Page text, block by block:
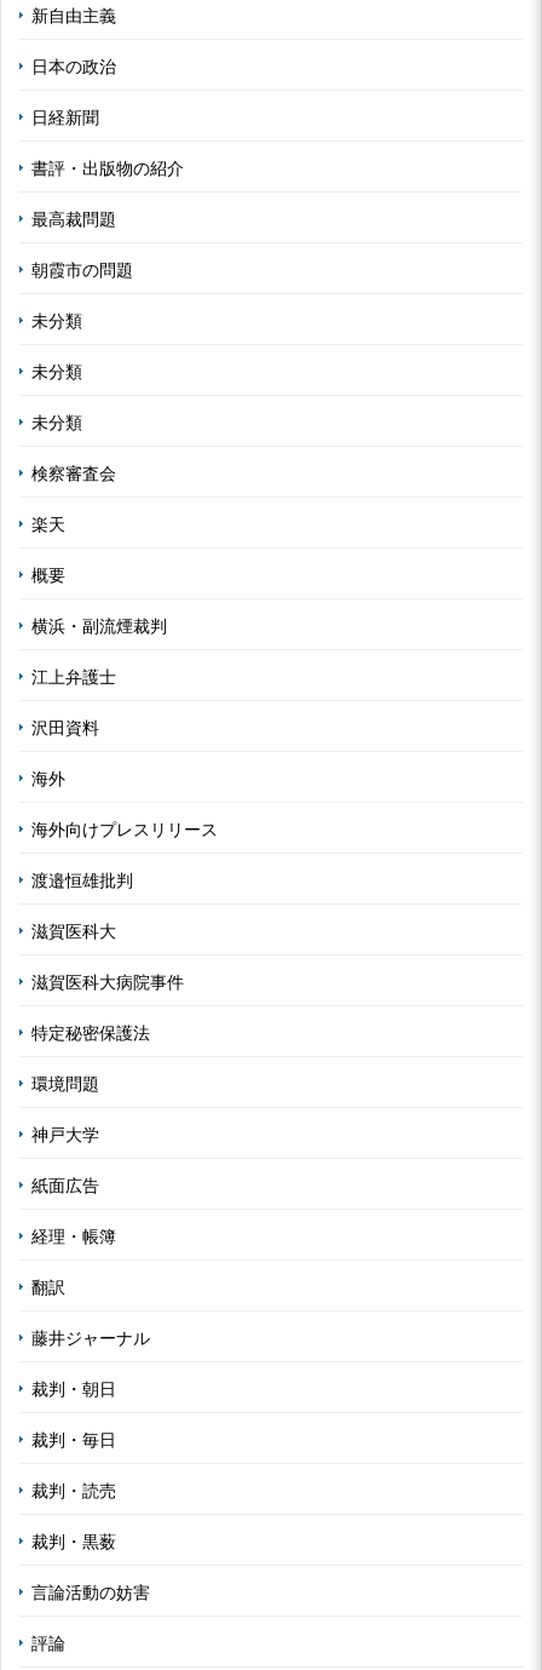
新自由主義
日本の政治
日経新聞
書評・出版物の紹介
最高裁問題
朝霞市の問題
未分類
未分類
未分類
検察審査会
楽天
概要
横浜・副流煙裁判
江上弁護士
沢田資料
海外
海外向けプレスリリース
渡邉恒雄批判
滋賀医科大
滋賀医科大病院事件
特定秘密保護法
環境問題
神戸大学
紙面広告
経理・帳簿
翻訳
藤井ジャーナル
裁判・朝日
裁判・毎日
裁判・読売
裁判・黒薮
言論活動の妨害
評論